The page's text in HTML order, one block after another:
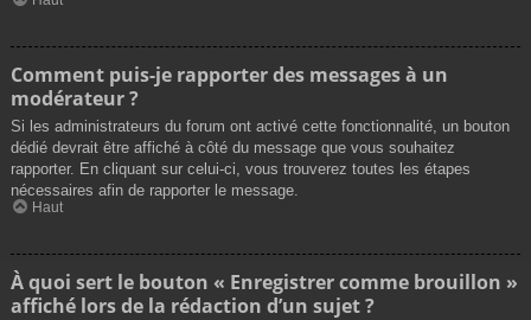
Comment puis-je rapporter des messages à un
modérateur ?
Si les administrateurs du forum ont activé cette fonctionnalité, un bouton
dédié devrait être affiché à côté du message que vous souhaitez
rapporter. En cliquant sur celui-ci, vous trouverez toutes les étapes
nécessaires afin de rapporter le message.
Haut
À quoi sert le bouton « Enregistrer comme brouillon »
affiché lors de la rédaction d’un sujet ?